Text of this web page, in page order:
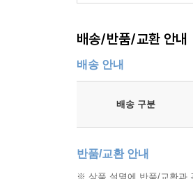
배송/반품/교환 안내
배송 안내
배송 구분
반품/교환 안내
※ 상품 설명에 반품/교환과